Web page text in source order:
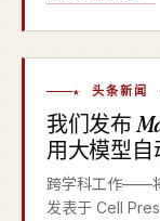
★ 头条新闻
我们发布
用大模型自
跨学科工作——
发表于 Cell